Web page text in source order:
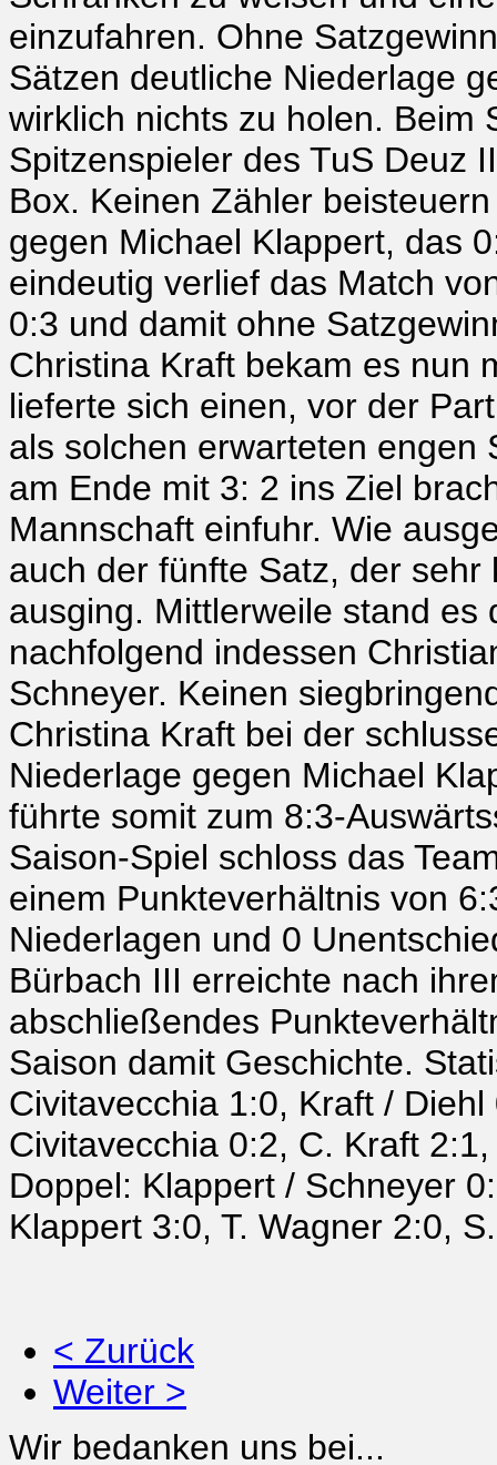
einzufahren. Ohne
Sätzen deutliche Niederlage
wirklich nichts zu holen. Beim
Spitzenspieler des TuS Deuz
Box. Keinen Zähler
gegen Michael Klappert, das
eindeutig verlief das Match
0:3 und damit ohne
Christina Kraft bekam es nun
lieferte sich einen, vor der
als solchen erwarteten engen
am Ende mit 3: 2 ins Ziel
Mannschaft einfuhr. Wie
auch der fünfte Satz, der
ausging. Mittlerweile stand
nachfolgend indessen
Schneyer. Keinen
Christina Kraft bei der
Niederlage gegen Michael
führte somit zum 8:3-
Saison-Spiel schloss das
einem Punkteverhältnis von
Niederlagen und 0
Bürbach III erreichte nach
abschließendes
Saison damit Geschichte.
Civitavecchia 1:0, Kraft /
Civitavecchia 0:2, C. Kraft
Doppel: Klappert / Schneyer
Klappert 3:0, T. Wagner 2:0,
< Zurück
Weiter >
Wir bedanken uns bei...